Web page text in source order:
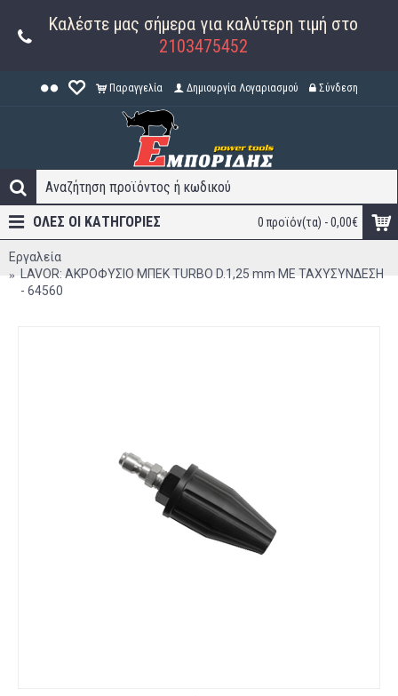
Καλέστε μας σήμερα για καλύτερη τιμή στο
2103475452
Παραγγελία Δημιουργία Λογαριασμού Σύνδεση
0 προϊόν(τα) - 0,00€
ΟΛΕΣ ΟΙ ΚΑΤΗΓΟΡΊΕΣ
Εργαλεία
LAVOR: ΑΚΡΟΦΥΣΙΟ ΜΠΕΚ TURBO D.1,25 mm ΜΕ ΤΑΧΥΣΥΝΔΕΣΗ
- 64560